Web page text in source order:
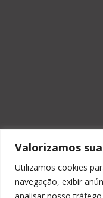
Valorizamos
Utilizamos cookies
navegação, exibir
analisar nosso